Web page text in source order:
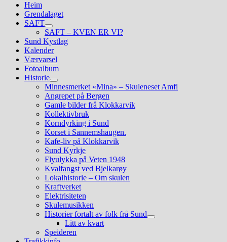
Heim
Grendalaget
SAFT
Show
sub
menu
SAFT – KVEN ER VI?
Sund Kystlag
Kalender
Værvarsel
Fotoalbum
Historie
Show
sub
menu
Minnesmerket «Mina» – Skuleneset Amfi
Angrepet på Bergen
Gamle bilder frå Klokkarvik
Kollektivbruk
Korndyrking i Sund
Korset i Sannemshaugen.
Kafe-liv på Klokkarvik
Sund Kyrkje
Flyulykka på Veten 1948
Kvalfangst ved Bjelkarøy
Lokalhistorie – Om skulen
Kraftverket
Elektrisiteten
Skulemusikken
Historier fortalt av folk frå Sund
Show
Litt av kvart
Speideren